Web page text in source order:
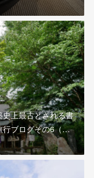
上最古とされる書
行ブログその6（…